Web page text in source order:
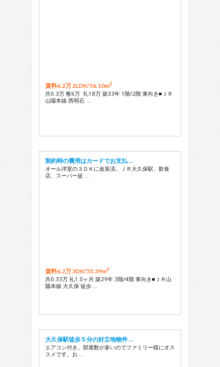
賃料6.2万 2LDK/56.10m2
共0.3万 敷6万 礼18万 築33年 1階/2階 東向き■ＪＲ
山陽本線 西明石 …
契約時の費用はカードでお支払 …
オール洋室の３ＤＫに改装済。ＪＲ大久保駅、飲食
店、スーパー徒 …
賃料6.2万 3DK/55.39m2
共0.33万 礼1.0ヶ月 築29年 3階/4階 東向き■ＪＲ山
陽本線 大久保 徒歩 …
大久保駅徒歩５分の好立地物件 …
エアコン付き。部屋数が多いのでファミリー様にオス
スメです。お …